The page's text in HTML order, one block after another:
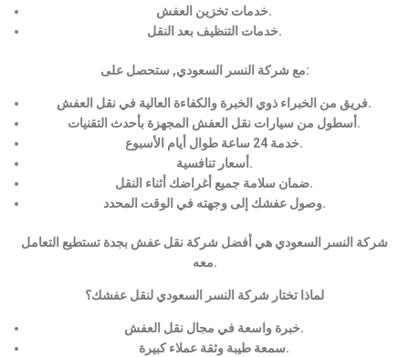
خدمات تخزين العفش.
خدمات التنظيف بعد النقل.
مع شركة النسر السعودي, ستحصل على:
فريق من الخبراء ذوي الخبرة والكفاءة العالية في نقل العفش.
أسطول من سيارات نقل العفش المجهزة بأحدث التقنيات.
خدمة 24 ساعة طوال أيام الأسبوع.
أسعار تنافسية.
ضمان سلامة جميع أغراضك أثناء النقل.
وصول عفشك إلى وجهته في الوقت المحدد.
شركة النسر السعودي هي أفضل شركة نقل عفش بجدة تستطيع التعامل
معه.
لماذا تختار شركة النسر السعودي لنقل عفشك؟
خبرة واسعة في مجال نقل العفش.
سمعة طيبة وثقة عملاء كبيرة.